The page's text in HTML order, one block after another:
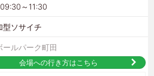
～11:30
型ソサイチ
ールパーク町田
会場への行き方はこちら